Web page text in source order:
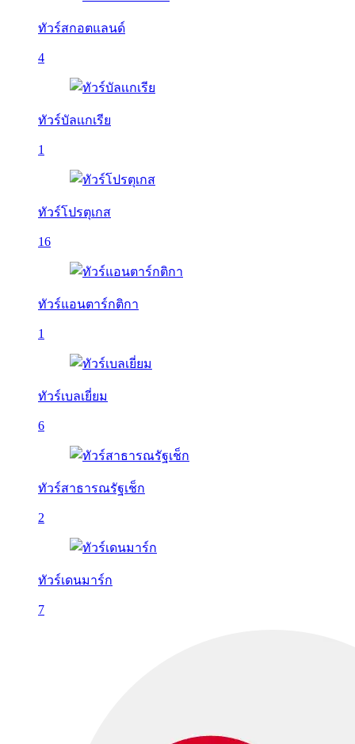
ทัวร์สกอตแลนด์
4
ทัวร์บัลเเกเรีย
1
ทัวร์โปรตุเกส
16
ทัวร์แอนตาร์กติกา
1
ทัวร์เบลเยี่ยม
6
ทัวร์สาธารณรัฐเช็ก
2
ทัวร์เดนมาร์ก
7